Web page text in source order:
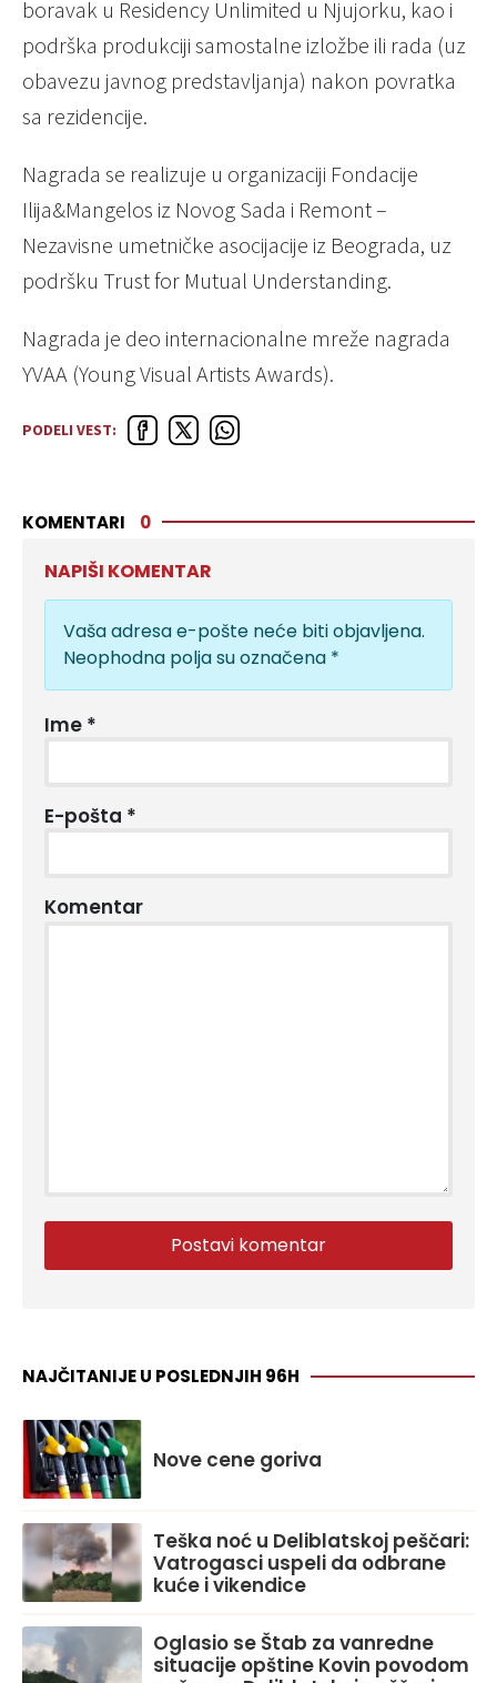
boravak u Residency Unlimited u Njujorku, kao i
podrška produkciji samostalne izložbe ili rada (uz
obavezu javnog predstavljanja) nakon povratka
sa rezidencije.
Nagrada se realizuje u organizaciji Fondacije
Ilija&Mangelos iz Novog Sada i Remont –
Nezavisne umetničke asocijacije iz Beograda, uz
podršku Trust for Mutual Understanding.
Nagrada je deo internacionalne mreže nagrada
YVAA (Young Visual Artists Awards).
PODELI VEST:
KOMENTARI 0
NAPIŠI KOMENTAR
Vaša adresa e-pošte neće biti objavljena.
Neophodna polja su označena *
Ime *
E-pošta *
Komentar
NAJČITANIJE U POSLEDNJIH 96H
Nove cene goriva
Teška noć u Deliblatskoj peščari:
Vatrogasci uspeli da odbrane
kuće i vikendice
Oglasio se Štab za vanredne
situacije opštine Kovin povodom